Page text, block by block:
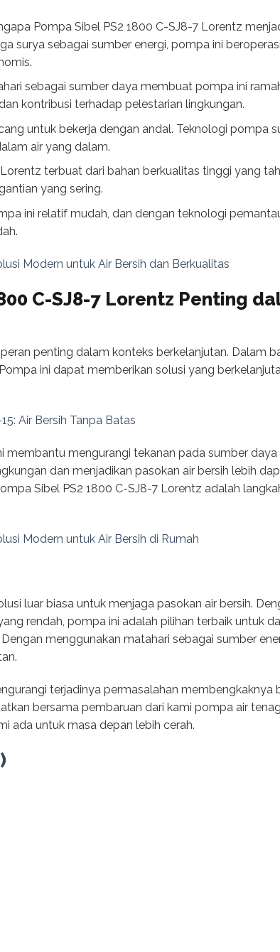
Pompa Sibel PS2 1800 C-SJ8-7 Lorentz
surya sebagai sumber energi, pompa ini
sebagai sumber daya membuat pompa ini
kontribusi terhadap pelestarian lingkungan.
untuk bekerja dengan andal. Teknologi pompa
air yang dalam.
terbuat dari bahan berkualitas tinggi yang
yang sering.
ini relatif mudah, dan dengan teknologi
Modern untuk Air Bersih dan Berkualitas
C-SJ8-7 Lorentz Penting
penting dalam konteks berkelanjutan. Dalam
ini dapat memberikan solusi yang
Air Bersih Tanpa Batas
membantu mengurangi tekanan pada sumber daya
dan menjadikan pasokan air bersih lebih
Sibel PS2 1800 C-SJ8-7 Lorentz adalah
Modern untuk Air Bersih di Rumah
luar biasa untuk menjaga pasokan air bersih.
rendah, pompa ini adalah pilihan terbaik untuk
menggunakan matahari sebagai sumber
terjadinya permasalahan membengkaknya
bersama pembaruan dari kami pompa air
ada untuk masa depan lebih cerah.